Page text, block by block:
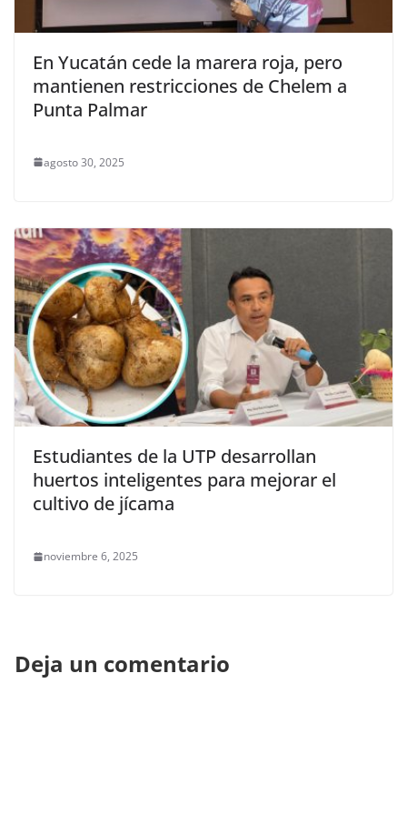
En Yucatán cede la marera roja, pero
mantienen restricciones de Chelem a
Punta Palmar
agosto 30, 2025
Estudiantes de la UTP desarrollan
huertos inteligentes para mejorar el
cultivo de jícama
noviembre 6, 2025
Deja un comentario